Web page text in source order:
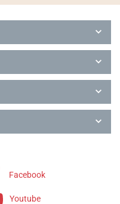
Facebook
Youtube